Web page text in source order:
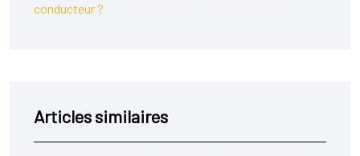
conducteur ?
Articles similaires